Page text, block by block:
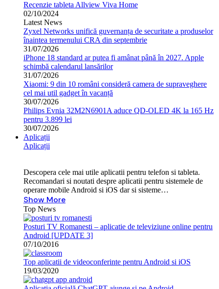
Recenzie tableta Allview Viva Home
02/10/2024
Latest News
Zyxel Networks unifică guvernanța de securitate a produselor
înaintea termenului CRA din septembrie
31/07/2026
iPhone 18 standard ar putea fi amânat până în 2027. Apple
schimbă calendarul lansărilor
31/07/2026
Xiaomi: 9 din 10 români consideră camera de supraveghere
cel mai util gadget în vacanță
30/07/2026
Philips Evnia 32M2N6901A aduce QD-OLED 4K la 165 Hz
pentru 3.899 lei
30/07/2026
Aplicații
Aplicații
Descopera cele mai utile aplicatii pentru telefon si tableta.
Recomandari si noutati despre aplicatii pentru sistemele de
operare mobile Android si iOS dar si sisteme…
Show More
Top News
Posturi TV Romanesti – aplicatie de televiziune online pentru
Android [UPDATE 3]
07/10/2016
Top aplicatii de videoconferinte pentru Android si iOS
19/03/2020